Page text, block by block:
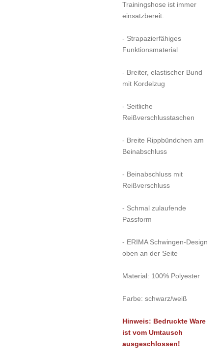
Trainingshose ist immer
einsatzbereit.
- Strapazierfähiges
Funktionsmaterial
- Breiter, elastischer Bund
mit Kordelzug
- Seitliche
Reißverschlusstaschen
- Breite Rippbündchen am
Beinabschluss
- Beinabschluss mit
Reißverschluss
- Schmal zulaufende
Passform
- ERIMA Schwingen-Design
oben an der Seite
Material: 100% Polyester
Farbe: schwarz/weiß
Hinweis: Bedruckte Ware
ist vom Umtausch
ausgeschlossen!